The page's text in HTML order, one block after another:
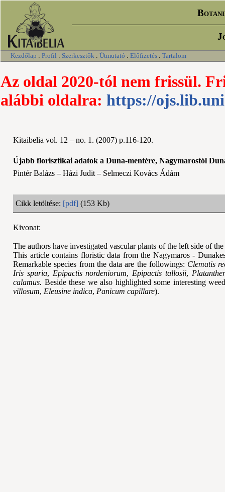
Kezdőlap : Profil : Szerkesztők : Útmutató : Előfizetés : Tartalom
Az oldal 2020-tól nem frissül.
alábbi oldalra: https://
Kitaibelia vol. 12 – no. 1. (2007) p.116-120.
Újabb florisztikai adatok a Duna-mentére, Nagymarostól
Pintér Balázs – Házi Judit – Selmeczi Kovács Ádám
Cikk letöltése: [pdf] (153 Kb)
Kivonat:
The authors have investigated vascular plants of the left side of
This article contains floristic data from the Nagymaros -
Remarkable species from the data are the followings: Clematis
Iris spuria, Epipactis nordeniorum, Epipactis tallosii,
calamus. Beside these we also highlighted some interesting
villosum, Eleusine indica, Panicum capillare).